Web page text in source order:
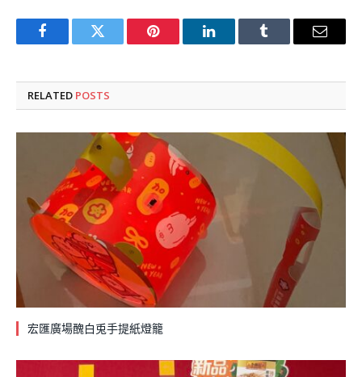
FacebookTwitter Pinterest LinkedInTumblr Email
RELATED POSTS
宏匯廣場醜白兎手提紙燈籠